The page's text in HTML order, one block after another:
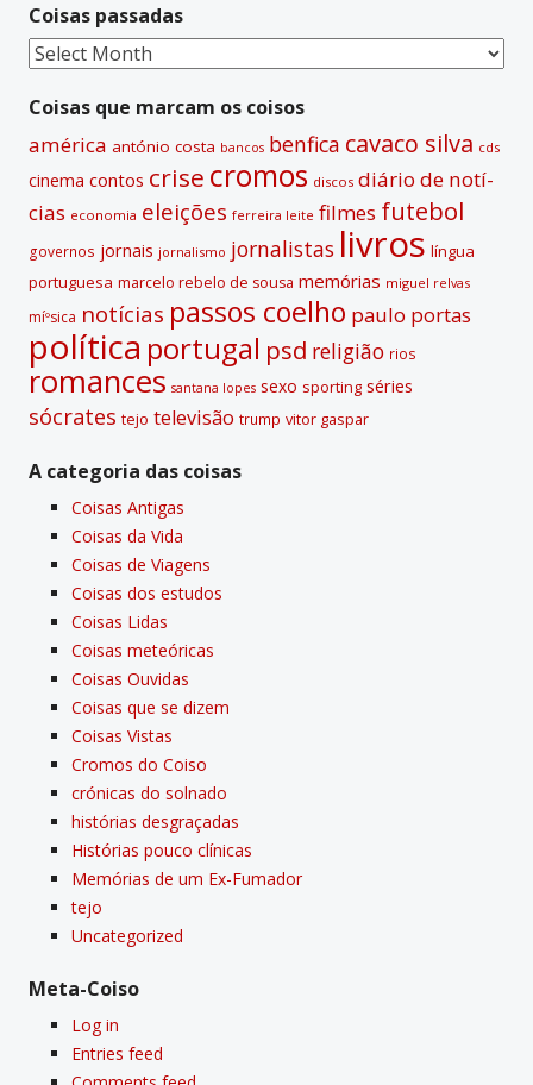
a
t
i
v
Coisas passadas
Coisas
Coisas que marcam os coisos
américa antónio costa bancos benfica cavaco silva cds
cinema contos crise cromos discos diário de notí­
cias economia eleições ferreira leite filmes futebol
governos jornais jornalismo jornalistas livros lí­ngua
portuguesa marcelo rebelo de sousa memórias miguel relvas
míºsica notí­cias passos coelho paulo portas
polí­tica portugal psd religião rios
romances santana lopes sexo sporting séries
sócrates tejo televisão trump vitor gaspar
A categoria das coisas
Coisas Antigas
Coisas da Vida
Coisas de Viagens
Coisas dos estudos
Coisas Lidas
Coisas meteóricas
Coisas Ouvidas
Coisas que se dizem
Coisas Vistas
Cromos do Coiso
crónicas do solnado
histórias desgraçadas
Histórias pouco clí­nicas
Memórias de um Ex-Fumador
tejo
Uncategorized
Meta-Coiso
Log in
Entries feed